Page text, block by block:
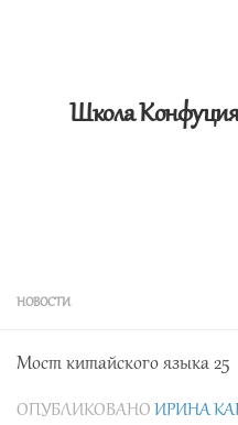
Школа
НОВОСТИ
Мост китайского языка 25
ОПУБЛИКОВАНО ИРИНА